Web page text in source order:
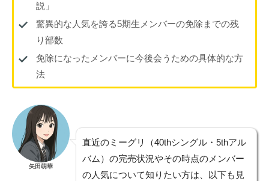
説」
驚異的な人気を誇る5期生メンバーの免除までの残
り部数
免除になったメンバーに今後会うための具体的な方
法
矢田萌華
直近のミーグリ（40thシングル・5thアル
バム）の完売状況やその時点のメンバー
の人気について知りたい方は、以下も見